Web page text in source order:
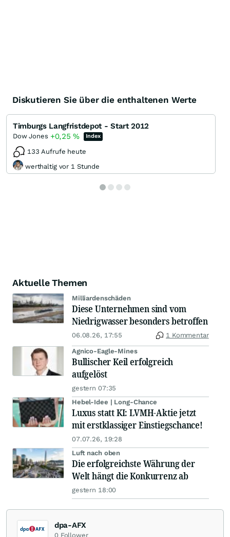
Diskutieren Sie über die enthaltenen Werte
Timburgs Langfristdepot - Start 2012
Dow Jones +0,25% Index
133 Aufrufe heute
werthaltig vor 1 Stunde
Aktuelle Themen
Milliardenschäden
Diese Unternehmen sind vom
Niedrigwasser besonders betroffen
06.08.26, 17:55 1 Kommentar
Agnico-Eagle-Mines
Bullischer Keil erfolgreich
aufgelöst
gestern 07:35
Hebel-Idee | Long-Chance
Luxus statt KI: LVMH-Aktie jetzt
mit erstklassiger Einstiegschance!
07.07.26, 19:28
Luft nach oben
Die erfolgreichste Währung der
Welt hängt die Konkurrenz ab
gestern 18:00
dpa-AFX
0 Follower